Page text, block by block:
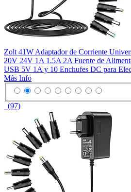
Zolt 41W Adaptador de Corriente
20V 24V 1A 1.5A 2A Fuente de
USB 5V 1A y 10 Enchufes DC para
Más Info
(97)